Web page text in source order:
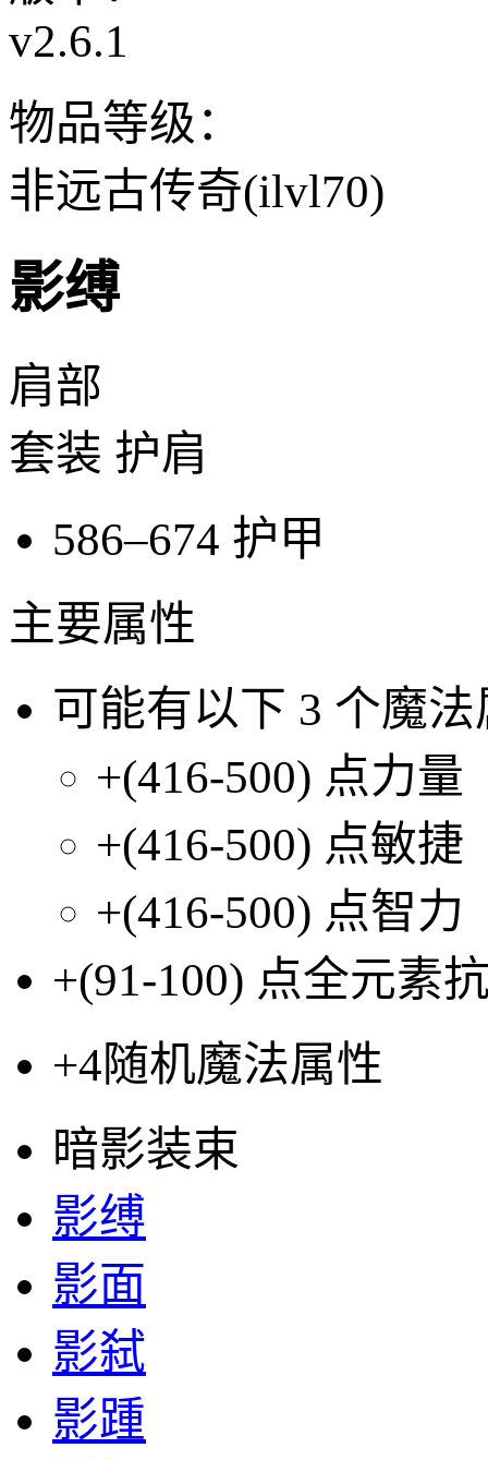
v2.6.1
物品等级：
非远古传奇(ilvl70)
影缚
肩部
套装 护肩
586–674 护甲
主要属性
可能有以下 3 个魔
+(416-500) 点力量
+(416-500) 点敏捷
+(416-500) 点智力
+(91-100) 点全元素
+4随机魔法属性
暗影装束
影缚
影面
影弑
影踵